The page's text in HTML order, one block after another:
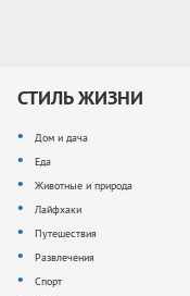
СТИЛЬ ЖИЗНИ
Дом и дача
Еда
Животные и природа
Лайфхаки
Путешествия
Развлечения
Спорт